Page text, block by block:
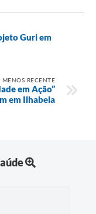
Guri em
RECENTE
em Ação”
em Ilhabela